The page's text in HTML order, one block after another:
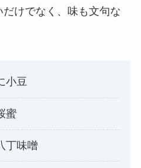
けでなく、味も文句な
小豆
蜜
丁味噌